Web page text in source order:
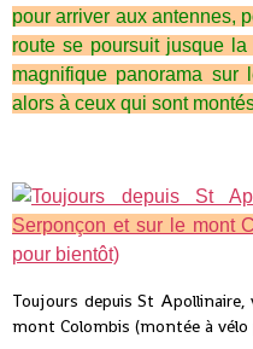
pour arriver aux antennes,
route se poursuit jusque la
magnifique panorama sur
alors à ceux qui sont
Toujours depuis St
mont Colombis (montée à